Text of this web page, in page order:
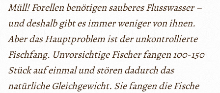
Müll! Forellen benötigen sauberes Flusswasser –
und deshalb gibt es immer weniger von ihnen.
Aber das Hauptproblem ist der unkontrollierte
Fischfang. Unvorsichtige Fischer fangen 100-150
Stück auf einmal und stören dadurch das
natürliche Gleichgewicht. Sie fangen die Fische